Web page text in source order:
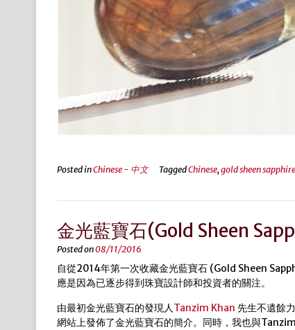
Posted inChinese - 中文 TaggedChinese,gold sheen sapphire
金光藍寶石(Gold Sheen
Posted on08/11/2016
自從2014年第一次收藏金光藍寶石 (Gold Sheen
應是因為已逐步得到珠寶設計師和投資者的關注。
由最初金光藍寶石的發現人Tanzim Khan 先生不遺餘
網站上發佈了金光藍寶石的簡介。同時，我也與